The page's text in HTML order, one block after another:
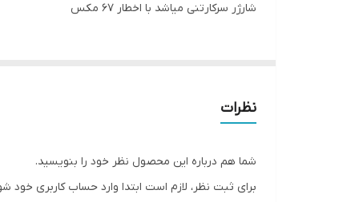
شارژر سرکارتنی میاشد با اخطار 67 مکس
نظرات
شما هم درباره این محصول نظر خود را بنویسید.
برای ثبت نظر، لازم است ابتدا وارد حساب کاربری خود